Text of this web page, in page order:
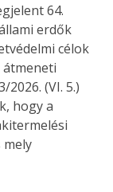
64.
erdők
célok
(VI. 5.)
hogy a